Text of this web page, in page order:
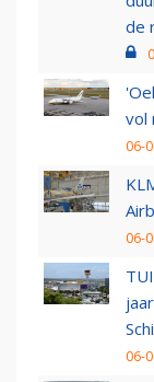
de
vol
06-
06-
06-